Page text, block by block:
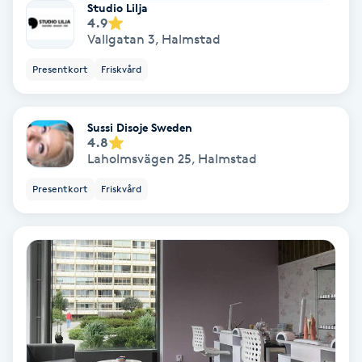
Skönhet
Slingor
Sockring
Spa
Spa manikyr & pedikyr
Spa-pedikyr
Spraytan
Studio Lilja
4.9
Vallgatan 3, Halmstad
Presentkort Friskvård
Sussi Disoje Sweden
4.8
Laholmsvägen 25, Halmstad
Presentkort Friskvård